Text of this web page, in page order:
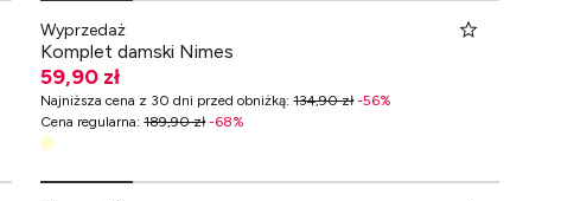
Wyprzedaż
Komplet damski Nimes
59,90 zł
Najniższa cena z 30 dni przed obniżką:134,90 zł-56%
Cena regularna:189,90 zł-68%